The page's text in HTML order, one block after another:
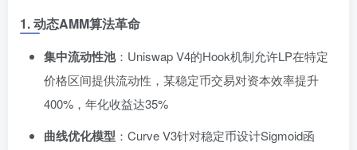
1. 动态AMM算法革命
集中流动性池：Uniswap V4的Hook机制允许LP在特定
价格区间提供流动性，某稳定币交易对资本效率提升
400%，年化收益达35%
曲线优化模型 ：Curve V3针对稳定币设计Sigmoid函